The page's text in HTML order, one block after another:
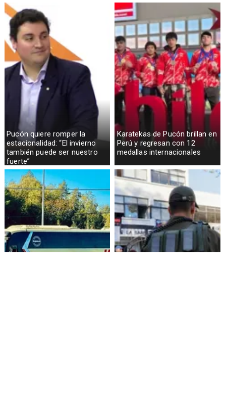
Pucón quiere romper la
estacionalidad: “El invierno
también puede ser nuestro
fuerte”
Karatekas de Pucón brillan en
Perú y regresan con 12
medallas internacionales